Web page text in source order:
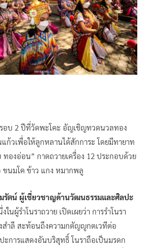
อบ 2 ปีที่วัดพะโคะ อัญเชิญทวดนวลทอง
ก้วเพื่อให้ลูกหลานได้สักการะ โดยมีทายาท
องอ่อน” กาดถวายเครื่อง 12 ประกอบด้วย
นมโค ข้าว แกง หมากพลู
รัตน์ ผู้เชี่ยวชาญด้านวัฒนธรรมและศิลปะ
ในผู้รำโนราถวาย เปิดเผยว่า การรำโนรา
สำลี สะท้อนถึงความกตัญญูกตเวทีต่อ
การแสดงอันบริสุทธิ์ โนราถือเป็นมรดก